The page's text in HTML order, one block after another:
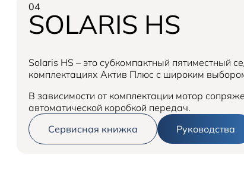
04
SOLARIS HS
Solaris HS – это субкомпактный пятиместный
комплектациях Актив Плюс с широким
В зависимости от комплектации мотор
автоматической коробкой передач.
Сервисная книжка
Руководства